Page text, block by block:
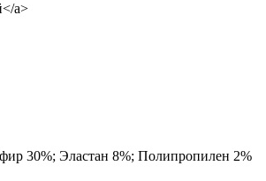
a>
30%; Эластан 8%; Полипропилен 2%